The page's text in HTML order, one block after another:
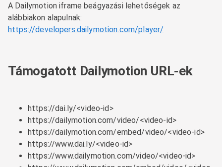
A Dailymotion iframe beágyazási lehetőségek az
alábbiakon alapulnak:
https://developers.dailymotion.com/player/
Támogatott Dailymotion URL-ek
https://dai.ly/<video-id>
https://dailymotion.com/video/<video-id>
https://dailymotion.com/embed/video/<video-id>
https://www.dai.ly/<video-id>
https://www.dailymotion.com/video/<video-id>